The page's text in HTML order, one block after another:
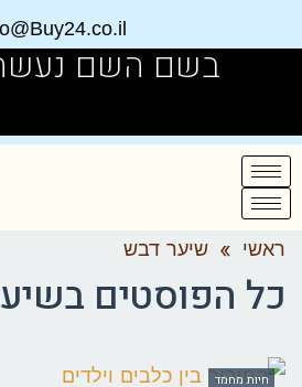
בשם השם נעשה
ראשי » שיער דבש
כל הפוסטים ב
חיות מחמד